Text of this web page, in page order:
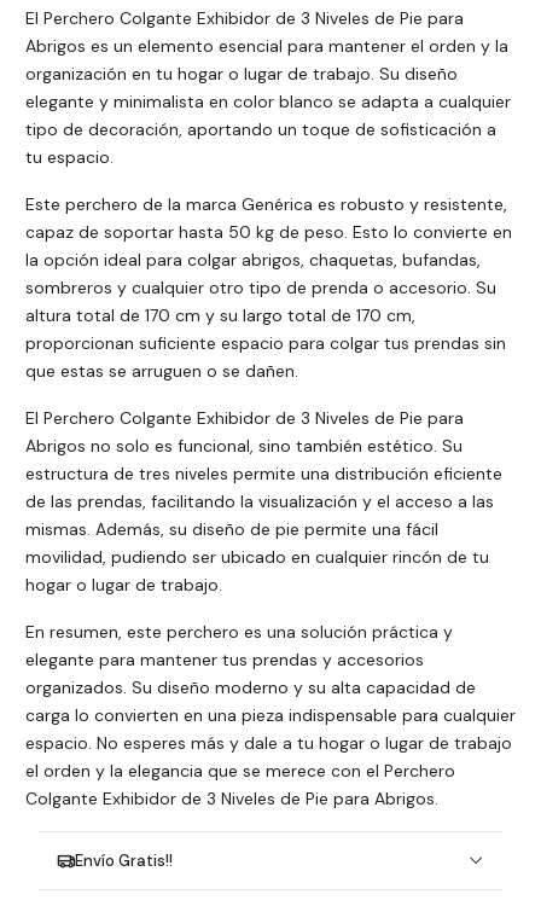
El Perchero Colgante Exhibidor de 3 Niveles de Pie para
Abrigos es un elemento esencial para mantener el orden y la
organización en tu hogar o lugar de trabajo. Su diseño
elegante y minimalista en color blanco se adapta a cualquier
tipo de decoración, aportando un toque de sofisticación a
tu espacio.
Este perchero de la marca Genérica es robusto y resistente,
capaz de soportar hasta 50 kg de peso. Esto lo convierte en
la opción ideal para colgar abrigos, chaquetas, bufandas,
sombreros y cualquier otro tipo de prenda o accesorio. Su
altura total de 170 cm y su largo total de 170 cm,
proporcionan suficiente espacio para colgar tus prendas sin
que estas se arruguen o se dañen.
El Perchero Colgante Exhibidor de 3 Niveles de Pie para
Abrigos no solo es funcional, sino también estético. Su
estructura de tres niveles permite una distribución eficiente
de las prendas, facilitando la visualización y el acceso a las
mismas. Además, su diseño de pie permite una fácil
movilidad, pudiendo ser ubicado en cualquier rincón de tu
hogar o lugar de trabajo.
En resumen, este perchero es una solución práctica y
elegante para mantener tus prendas y accesorios
organizados. Su diseño moderno y su alta capacidad de
carga lo convierten en una pieza indispensable para cualquier
espacio. No esperes más y dale a tu hogar o lugar de trabajo
el orden y la elegancia que se merece con el Perchero
Colgante Exhibidor de 3 Niveles de Pie para Abrigos.
Envío Gratis!!